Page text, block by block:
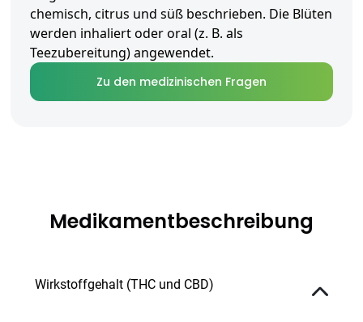
chemisch, citrus und süß beschrieben. Die Blüten
werden inhaliert oder oral (z. B. als
Teezubereitung) angewendet.
Zu den medizinischen Fragen
Medikamentbeschreibung
Wirkstoffgehalt (THC und CBD)